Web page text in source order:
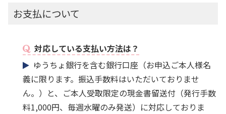
お支払について
対応している支払い方法は？
ゆうちょ銀行を含む銀行口座（お申込ご本人様名
義に限ります。振込手数料はいただいておりませ
ん。）と、ご本人受取限定の現金書留送付（発行手数
料1,000円、毎週水曜のみ発送）に対応しておりま